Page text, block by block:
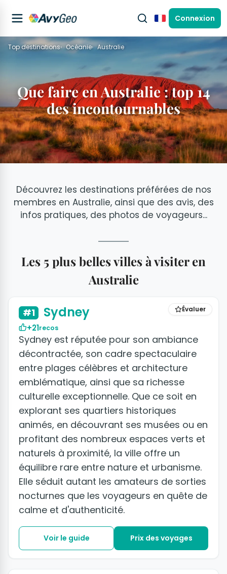
FrançaisConnexion
Top destinations Océanie Australie
Que faire en Australie : top 14
des incontournables
Découvrez les destinations préférées de nos
membres en Australie, ainsi que des avis, des
infos pratiques, des photos de voyageurs...
Les 5 plus belles villes à visiter en
Australie
Évaluer
#1 Sydney
+21recos
Sydney est réputée pour son ambiance
décontractée, son cadre spectaculaire
entre plages célèbres et architecture
emblématique, ainsi que sa richesse
culturelle exceptionnelle. Que ce soit en
explorant ses quartiers historiques
animés, en découvrant ses musées ou en
profitant des nombreux espaces verts et
naturels à proximité, la ville offre un
équilibre rare entre nature et urbanisme.
Elle séduit autant les amateurs de sorties
nocturnes que les voyageurs en quête de
calme et d'authenticité.
Voir le guide Prix des voyages